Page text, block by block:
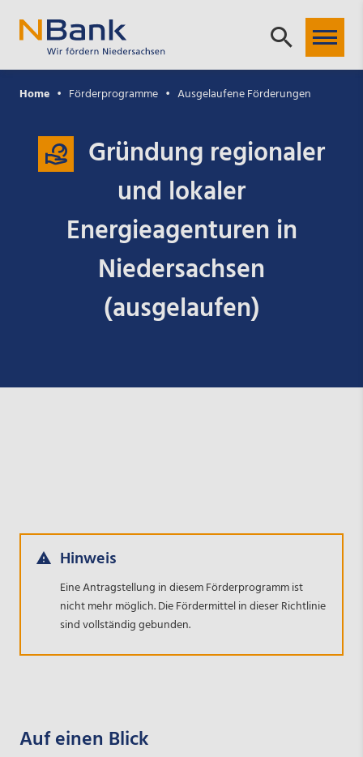
Home Förderprogramme Ausgelaufene Förderungen
Gründung regionaler
und lokaler
Energieagenturen in
Niedersachsen
(ausgelaufen)
Hinweis
Eine Antragstellung in diesem Förderprogramm ist
nicht mehr möglich. Die Fördermittel in dieser Richtlinie
sind vollständig gebunden.
Auf einen Blick